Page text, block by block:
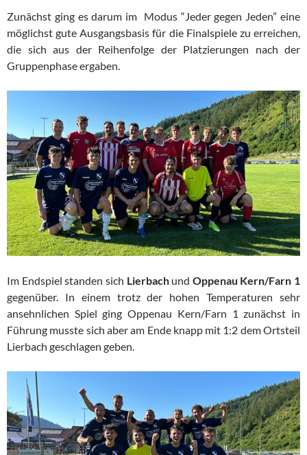
Zunächst ging es darum im Modus “Jeder gegen Jeden” eine
möglichst gute Ausgangsbasis für die Finalspiele zu erreichen,
die sich aus der Reihenfolge der Platzierungen nach der
Gruppenphase ergaben.
Im Endspiel standen sich Lierbach und Oppenau Kern/Farn 1
gegenüber. In einem trotz der hohen Temperaturen sehr
ansehnlichen Spiel ging Oppenau Kern/Farn 1 zunächst in
Führung musste sich aber am Ende knapp mit 1:2 dem Ortsteil
Lierbach geschlagen geben.